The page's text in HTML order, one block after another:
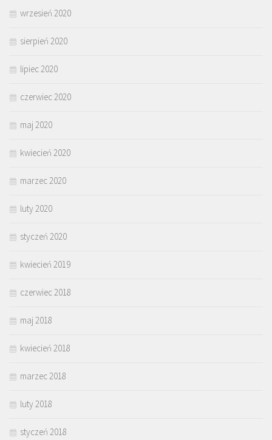
wrzesień 2020
sierpień 2020
lipiec 2020
czerwiec 2020
maj 2020
kwiecień 2020
marzec 2020
luty 2020
styczeń 2020
kwiecień 2019
czerwiec 2018
maj 2018
kwiecień 2018
marzec 2018
luty 2018
styczeń 2018